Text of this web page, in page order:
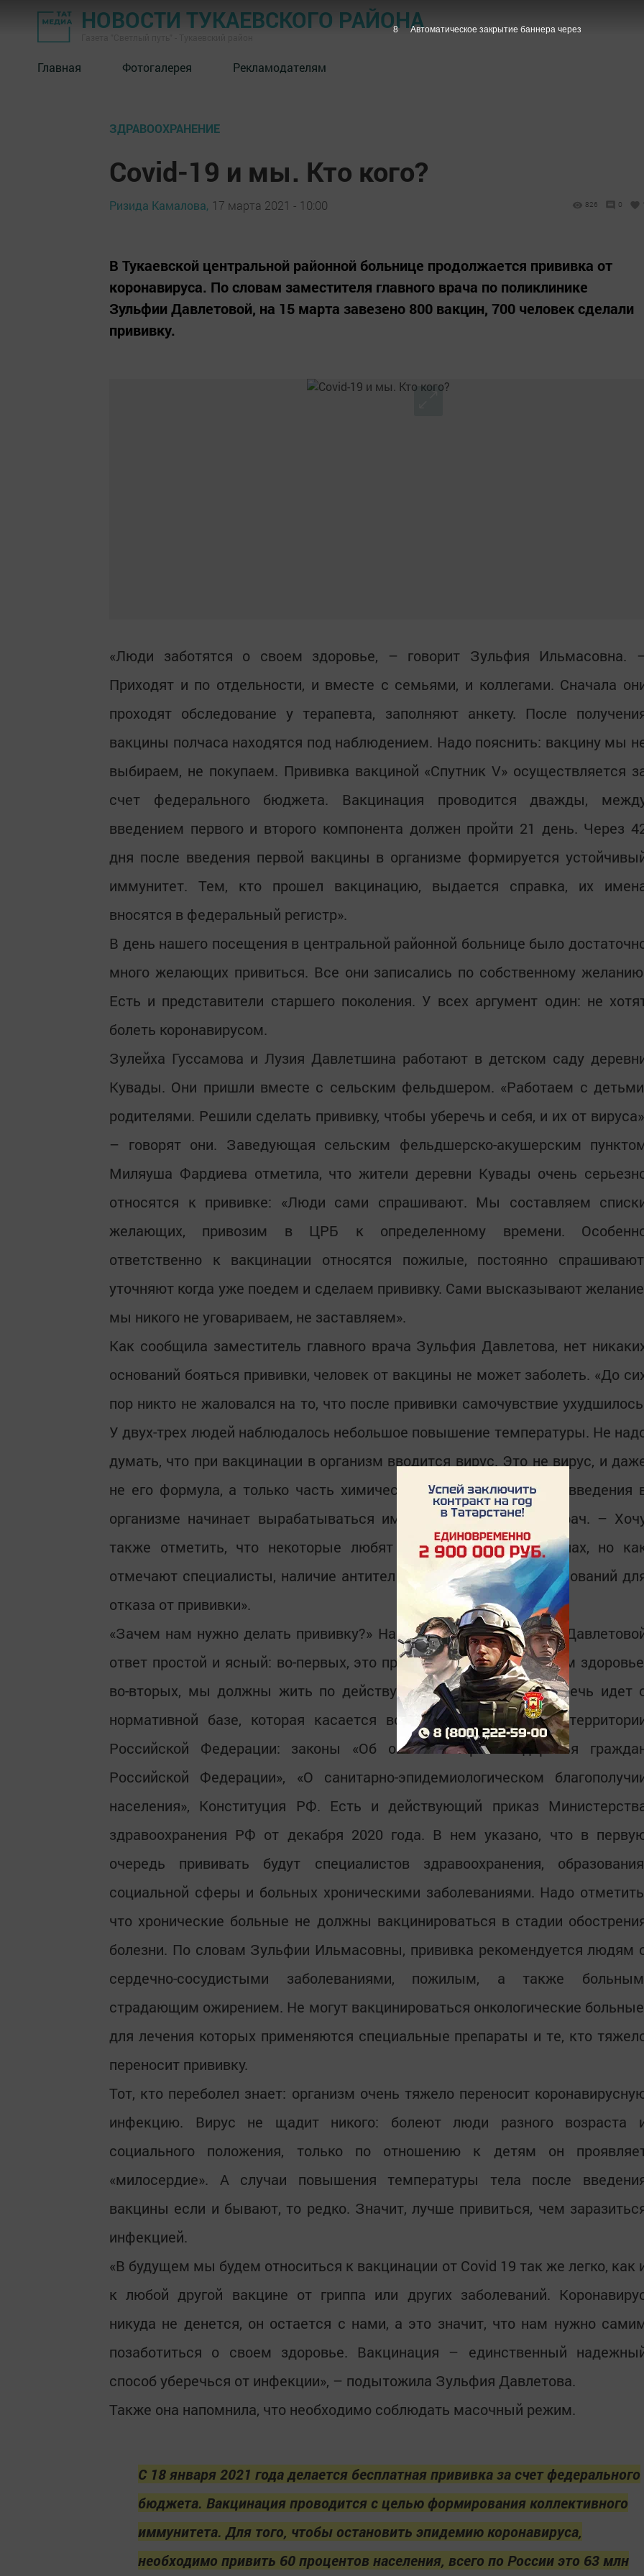
НОВОСТИ ТУКАЕВСКОГО РАЙОНА
Главная Фотогалерея Рекламодателям
ЗДРАВООХРАНЕНИЕ
Covid-19 и мы. Кто кого?
Ризида Камалова, 17 марта 2021 - 10:00 826 0 1
В Тукаевской центральной районной больнице продолжается прививка от
коронавируса. По словам заместителя главного врача по поликлинике
Зульфии Давлетовой, на 15 марта завезено 800 вакцин, 700 человек сделали
прививку.
«Люди заботятся о своем здоровье, – говорит Зульфия Ильмасовна.
Приходят и по отдельности, и вместе с семьями, и коллегами. Сначала
проходят обследование у терапевта, заполняют анкету. После
вакцины полчаса находятся под наблюдением. Надо пояснить: вакцину мы
выбираем, не покупаем. Прививка вакциной «Спутник V» осуществляется
счет федерального бюджета. Вакцинация проводится дважды,
введением первого и второго компонента должен пройти 21 день. Через
дня после введения первой вакцины в организме формируется
иммунитет. Тем, кто прошел вакцинацию, выдается справка, их
вносятся в федеральный регистр».
В день нашего посещения в центральной районной больнице было
много желающих привиться. Все они записались по собственному
Есть и представители старшего поколения. У всех аргумент один: не
болеть коронавирусом.
Зулейха Гуссамова и Лузия Давлетшина работают в детском саду
Кувады. Они пришли вместе с сельским фельдшером. «Работаем с
родителями. Решили сделать прививку, чтобы уберечь и себя, и их от
– говорят они. Заведующая сельским фельдшерско-акушерским
Миляуша Фардиева отметила, что жители деревни Кувады очень
относятся к прививке: «Люди сами спрашивают. Мы составляем
желающих, привозим в ЦРБ к определенному времени.
ответственно к вакцинации относятся пожилые, постоянно
уточняют когда уже поедем и сделаем прививку. Сами высказывают
мы никого не уговариваем, не заставляем».
Как сообщила заместитель главного врача Зульфия Давлетова, нет
оснований бояться прививки, человек от вакцины не может заболеть. «До
пор никто не жаловался на то, что после прививки самочувствие
У двух-трех людей наблюдалось небольшое повышение температуры. Не
думать, что при вакцинации в организм вводится вирус. Это не вирус, и
не его формула, а только часть химической формулы, после ее введения
организме начинает вырабатываться иммунитет, – пояснила врач. –
также отметить, что некоторые любят рассуждать об антителах, но
отмечают специалисты, наличие антител в организме не дает оснований
отказа от прививки».
«Зачем нам нужно делать прививку?» На этот вопрос у Зульфии
ответ простой и ясный: во-первых, это проявление заботы о своем
во-вторых, мы должны жить по действующим законам. Здесь речь идет
нормативной базе, которая касается всех, кто проживает на
Российской Федерации: законы «Об основах охраны здоровья
Российской Федерации», «О санитарно-эпидемиологическом
населения», Конституция РФ. Есть и действующий приказ
здравоохранения РФ от декабря 2020 года. В нем указано, что в
очередь прививать будут специалистов здравоохранения,
социальной сферы и больных хроническими заболеваниями. Надо
что хронические больные не должны вакцинироваться в стадии
болезни. По словам Зульфии Ильмасовны, прививка рекомендуется людям
сердечно-сосудистыми заболеваниями, пожилым, а также
страдающим ожирением. Не могут вакцинироваться онкологические
для лечения которых применяются специальные препараты и те, кто
переносит прививку.
Тот, кто переболел знает: организм очень тяжело переносит
инфекцию. Вирус не щадит никого: болеют люди разного возраста
социального положения, только по отношению к детям он
«милосердие». А случаи повышения температуры тела после
вакцины если и бывают, то редко. Значит, лучше привиться, чем
инфекцией.
«В будущем мы будем относиться к вакцинации от Covid 19 так же легко, как
к любой другой вакцине от гриппа или других заболеваний.
никуда не денется, он остается с нами, а это значит, что нам нужно
позаботиться о своем здоровье. Вакцинация – единственный
способ уберечься от инфекции», – подытожила Зульфия Давлетова.
Также она напомнила, что необходимо соблюдать масочный режим.
С 18 января 2021 года делается бесплатная прививка за счет федерального
бюджета. Вакцинация проводится с целью формирования коллективного
иммунитета. Для того, чтобы остановить эпидемию коронавируса,
необходимо привить 60 процентов населения, всего по России это 63 млн
7 Автоматическое закрытие баннера через